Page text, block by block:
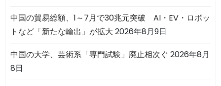
中国の貿易総額、1～7月で30兆元突破 AI・EV・ロボッ
トなど「新たな輸出」が拡大 2026年8月9日
中国の大学、芸術系「専門試験」廃止相次ぐ 2026年8月
8日